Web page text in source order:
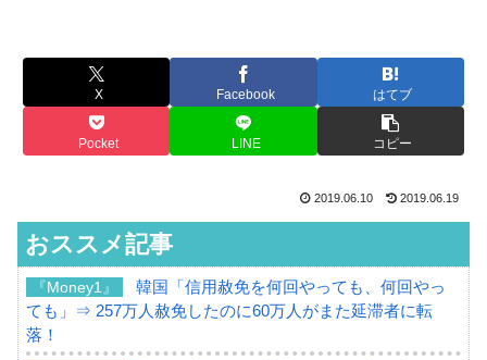
X Facebook はてブ
Pocket LINE コピー
2019.06.10 2019.06.19
おススメ記事
『Money1』
韓国「信用赦免を何回やっても、何回やっ
ても」⇒ 257万人赦免したのに60万人がまた延滞者に転
落！